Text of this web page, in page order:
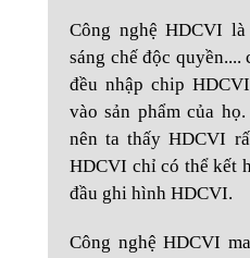
Công nghệ HDCVI
sáng chế độc quyền....
đều nhập chip
vào sản phẩm của
nên ta thấy HDCVI
HDCVI chỉ có thể kết
đầu ghi hình HDCVI.
Công nghệ HDCVI